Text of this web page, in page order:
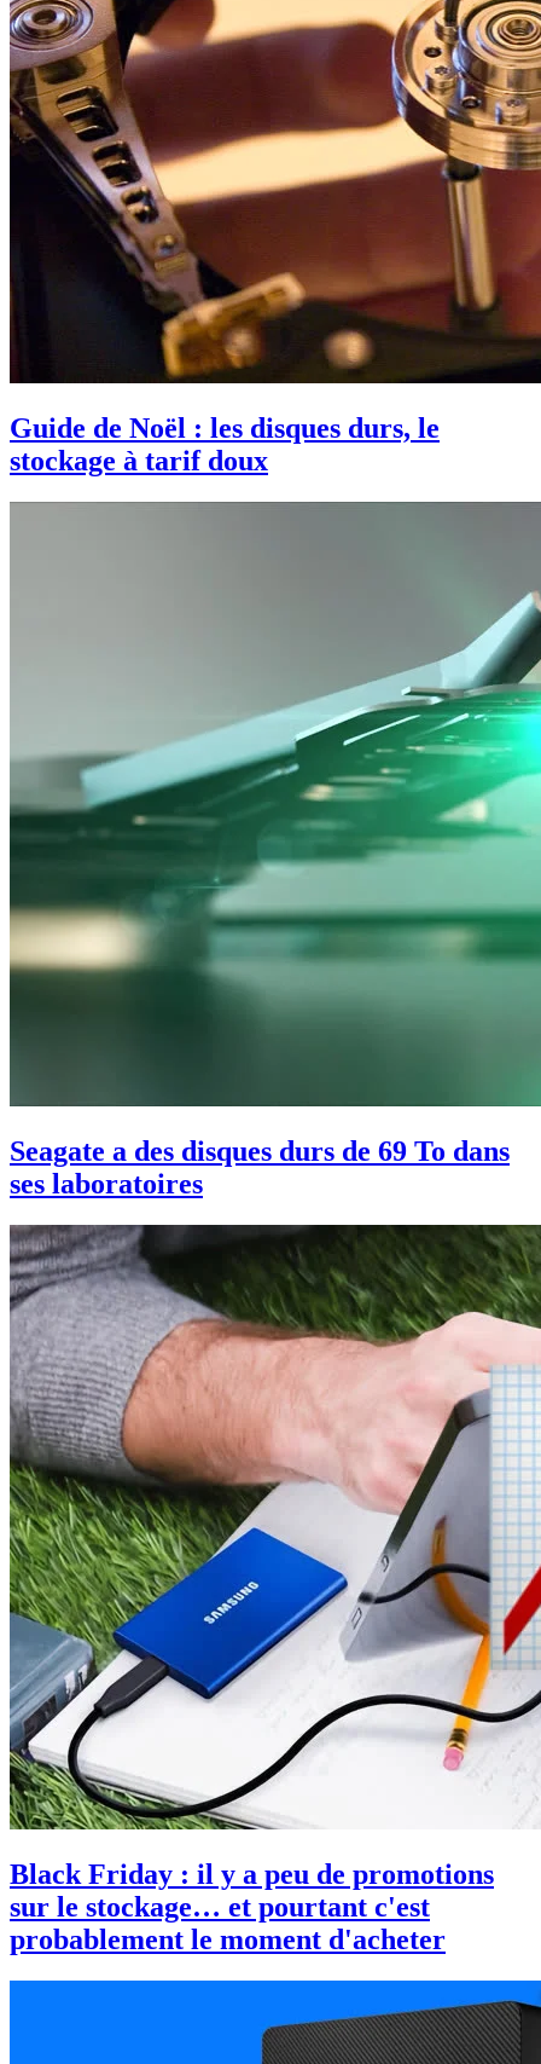
Guide de Noël : les disques durs, le
stockage à tarif doux
Seagate a des disques durs de 69 To dans
ses laboratoires
Black Friday : il y a peu de promotions
sur le stockage… et pourtant c'est
probablement le moment d'acheter